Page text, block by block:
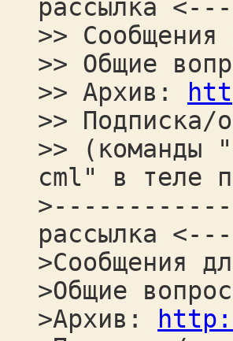
рассылка
>>
>> Общие
>> Архив:
>> Подписка/
>> (команды
cml" в теле
>------------->
рассылка
>Сообщения
>Общие
>Архив: